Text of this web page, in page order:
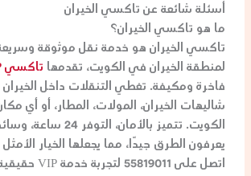
أسئلة شائعة عن تاكسي الخيران
ما هو تاكسي الخيران؟
تاكسي الخيرانهو خدمة نقل موثوقة
لمنطقة الخيران في الكويت، تقدمها تاكسي VIP
فاخرة ومكيفة. تغطي التنقلات داخل الخيران
شاليهات الخيران، المولات، المطار، أو أي
الكويت. تتميز بالأمان،
يعرفون الطرق جيدًا، مما يجعلها الخيار الأمثل
اتصل على 55819011لتجربة خدمة VIP حقيقية.